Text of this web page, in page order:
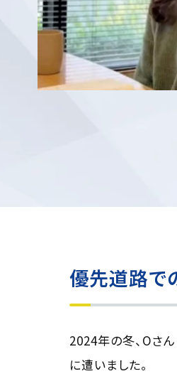
優先道路で
2024年の冬、Oさ
に遭いました。